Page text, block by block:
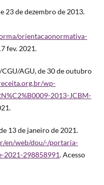
23 de dezembro de 2013.
orientacaonormativa-
fev. 2021.
AGU, de 30 de outubro
wp-
2013-JCBM-
13 de janeiro de 2021.
en/web/dou/-/portaria-
2021-298858991. Acesso